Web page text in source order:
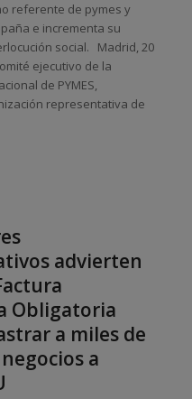
referente de pymes y
e incrementa su
social. Madrid, 20
ejecutivo de la
de PYMES,
representativa de
advierten
Obligatoria
a miles de
a